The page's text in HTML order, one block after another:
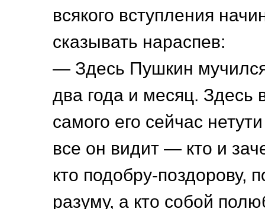
всякого вступления
сказывать нараспев:
— Здесь Пушкин
два года и месяц. Здесь
самого его сейчас
все он видит — кто и
кто подобру-поздорову,
разуму, а кто собой